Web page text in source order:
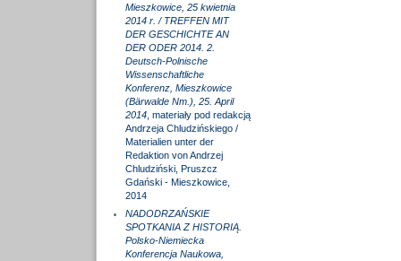
Mieszkowice, 25 kwietnia
2014 r. / TREFFEN MIT
DER GESCHICHTE AN
DER ODER 2014. 2.
Deutsch-Polnische
Wissenschaftliche
Konferenz, Mieszkowice
(Bärwalde Nm.), 25. April
2014, materiały pod redakcją
Andrzeja Chludzińskiego /
Materialien unter der
Redaktion von Andrzej
Chludziński, Pruszcz
Gdański - Mieszkowice,
2014
NADODRZAŃSKIE
SPOTKANIA Z HISTORIĄ.
Polsko-Niemiecka
Konferencja Naukowa,